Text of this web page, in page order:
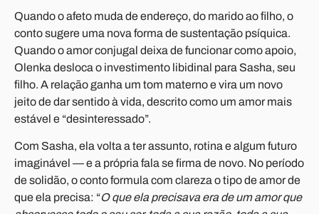
Quando o afeto muda de endereço, do marido ao filho, o
conto sugere uma nova forma de sustentação psíquica.
Quando o amor conjugal deixa de funcionar como apoio,
Olenka desloca o investimento libidinal para Sasha, seu
filho. A relação ganha um tom materno e vira um novo
jeito de dar sentido à vida, descrito como um amor mais
estável e “desinteressado”.
Com Sasha, ela volta a ter assunto, rotina e algum futuro
imaginável — e a própria fala se firma de novo. No período
de solidão, o conto formula com clareza o tipo de amor de
que ela precisa: “O que ela precisava era de um amor que